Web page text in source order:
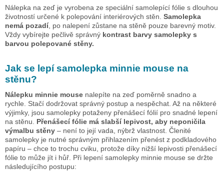
Nálepka na zeď je vyrobena ze speciální samolepící fólie s dlouhou
životností určené k polepování interiérových stěn. Samolepka
nemá pozadí, po nalepení zůstane na stěně pouze barevný motiv.
Vždy vybírejte pečlivě správný kontrast barvy samolepky s
barvou polepované stěny.
Jak se lepí samolepka minnie mouse na
stěnu?
Nálepku minnie mouse nalepíte na zeď poměrně snadno a
rychle. Stačí dodržovat správný postup a nespěchat. Až na některé
výjimky, jsou samolepky potaženy přenášecí fólií pro snadné lepení
na stěnu. Přenášecí fólie má slabší lepivost, aby neponičila
výmalbu stěny – není to její vada, nýbrž vlastnost. Členité
samolepky je nutné správným přihlazením přenést z podkladového
papíru – chce to trochu cviku, protože díky nižší lepivosti přenášecí
fólie to může jít i hůř. Při lepení samolepky minnie mouse se držte
následujícího postupu: